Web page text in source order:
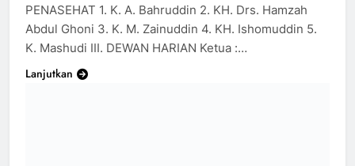
PENASEHAT 1. K. A. Bahruddin 2. KH. Drs. Hamzah
Abdul Ghoni 3. K. M. Zainuddin 4. KH. Ishomuddin 5.
K. Mashudi III. DEWAN HARIAN Ketua :…
Lanjutkan